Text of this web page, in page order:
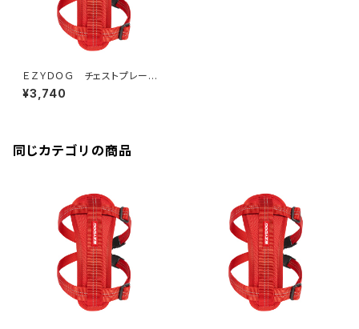
ＥＺＹＤＯＧ チェストプレート
ハーネス M(全3色)
¥3,740
同じカテゴリの商品